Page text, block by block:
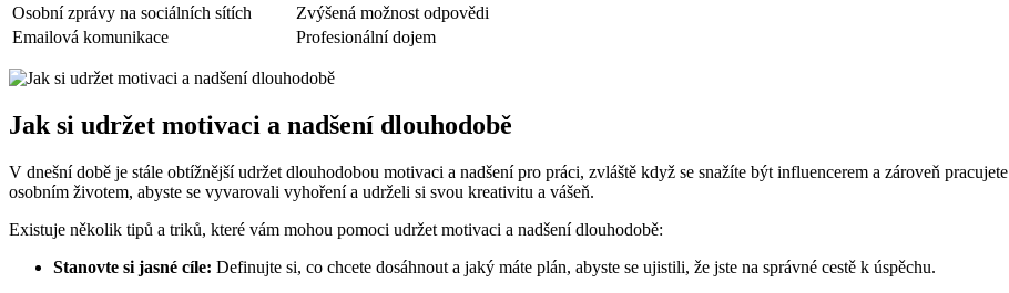
Osobní zprávy na sociálních sítích
Zvýšená možnost odpovědi
Emailová komunikace
Profesionální dojem
Jak si udržet motivaci a nadšení dlouhodobě
V dnešní době je stále obtížnější udržet dlouhodobou motivaci a nadšení pro práci, zvláště když se snažíte být influencerem a zároveň
osobním životem, abyste se vyvarovali vyhoření a udrželi si svou kreativitu a vášeň.
Existuje několik tipů a triků, které vám mohou pomoci udržet motivaci a nadšení dlouhodobě:
Stanovte si jasné cíle: Definujte si, co chcete dosáhnout a jaký máte plán, abyste se ujistili, že jste na správné cestě k úspěchu.